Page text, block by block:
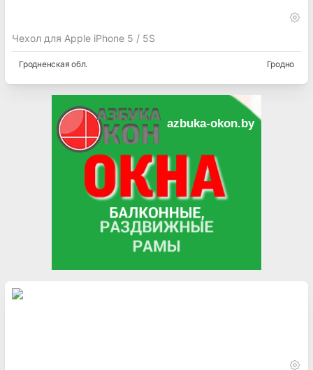
Чехол для Apple iPhone 5 / 5S
Гродненская обл. Гродно